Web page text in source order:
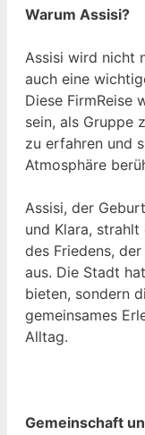
Warum Assisi?
Assisi wird nicht
auch eine
Diese FirmReise
sein, als Gruppe
zu erfahren und
Atmosphäre
Assisi, der
und Klara,
des Friedens,
aus. Die Stadt
bieten, sondern
gemeinsames
Alltag.
Gemeinschaft